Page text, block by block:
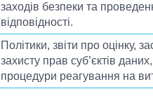
заходів безпеки та
відповідності.
Політики, звіти про оцінку,
захисту прав суб’єктів
процедури реагування на